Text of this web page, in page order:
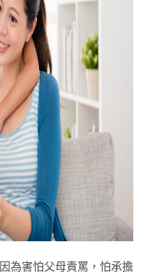
為害怕父母責罵，怕承擔